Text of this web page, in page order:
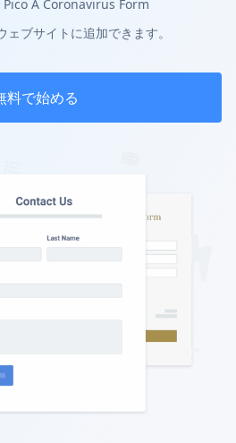
Pico A Coronavirus Form
ブサイトに追加できます。
料で始める